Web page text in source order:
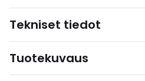
Tekniset tiedot
Tuotekuvaus